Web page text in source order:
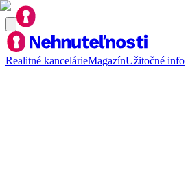
Realitné kancelárieMagazínUžitočné info